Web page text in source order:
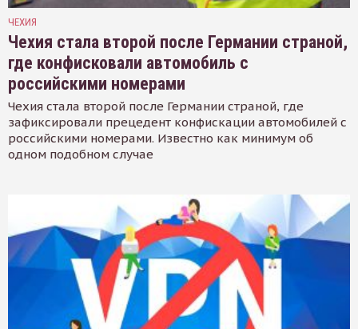
ЧЕХИЯ
Чехия стала второй после Германии страной,
где конфисковали автомобиль с
российскими номерами
Чехия стала второй после Германии страной, где
зафиксировали прецедент конфискации автомобилей с
российскими номерами. Известно как минимум об
одном подобном случае